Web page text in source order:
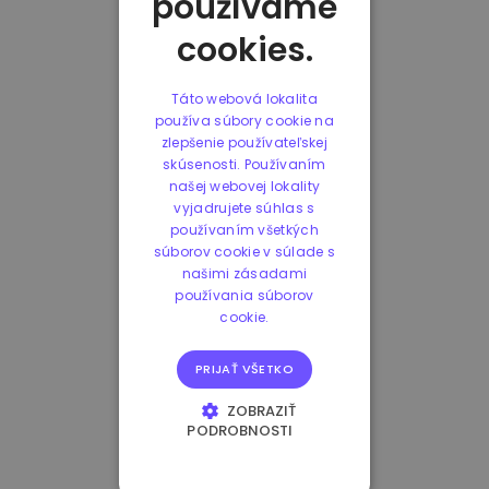
cookies.
Táto webová lokalita
používa súbory cookie na
zlepšenie používateľskej
skúsenosti. Používaním
našej webovej lokality
vyjadrujete súhlas s
používaním všetkých
súborov cookie v súlade s
našimi zásadami
používania súborov
cookie.
PRIJAŤ VŠETKO
ZOBRAZIŤ
PODROBNOSTI